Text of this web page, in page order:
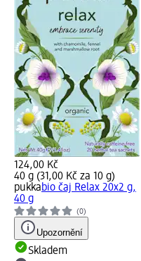
124,00 Kč
40 g (31,00 Kč za 10 g)
pukkabio čaj Relax 20x2 g,
40 g
(0)
Upozornění
Skladem